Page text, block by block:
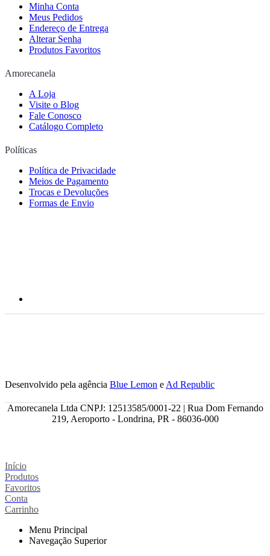
Minha Conta
Meus Pedidos
Endereço de Entrega
Alterar Senha
Produtos Favoritos
Amorecanela
A Loja
Visite o Blog
Fale Conosco
Catálogo Completo
Políticas
Política de Privacidade
Meios de Pagamento
Trocas e Devoluções
Formas de Envio
Desenvolvido pela agência Blue Lemon e Ad Republic
Amorecanela Ltda CNPJ: 12513585/0001-22 | Rua Dom Fernando
219, Aeroporto - Londrina, PR - 86036-000
Início
Produtos
Favoritos
Conta
Carrinho
Menu Principal
Navegação Superior